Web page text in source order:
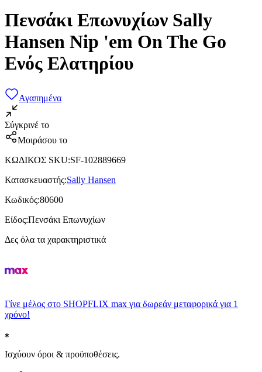
Πενσάκι Επωνυχίων Sally
Hansen Nip 'em On The Go
Ενός Ελατηρίου
Αγαπημένα
Σύγκρινέ το
Μοιράσου το
ΚΩΔΙΚΟΣ SKU:SF-102889669
Κατασκευαστής:Sally Hansen
Κωδικός:80600
Είδος:Πενσάκι Επωνυχίων
Δες όλα τα χαρακτηριστικά
Γίνε μέλος στο SHOPFLIX max για δωρεάν μεταφορικά για 1
χρόνο!
Ισχύουν όροι & προϋποθέσεις.